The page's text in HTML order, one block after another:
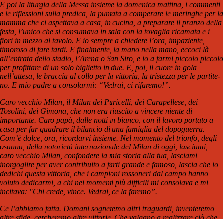
E poi la liturgia della Messa insieme la domenica mattina, i commenti
e le riflessioni sulla predica, la puntata a comperare le meringhe per la
mamma che ci aspettava a casa, in cucina, a preparare il pranzo della
festa, l’unico che si consumava in sala con la tovaglia ricamata e i
fiori in mezzo al tavolo. E io sempre a chiedere l’ora, impaziente,
timoroso di fare tardi. E finalmente, la mano nella mano, eccoci là
all’entrata dello stadio, l’Arena o San Siro, e io a farmi piccolo piccolo
per profittare di un solo biglietto in due. E, poi, il cuore in gola
nell’attesa, le braccia al collo per la vittoria, la tristezza per le partite-
no. E mio padre a consolarmi: “Vedrai, ci rifaremo!”.
Caro vecchio Milan, il Milan dei Puricelli, dei Carapellese, dei
Tosolini, dei Gimona, che non era riuscito a vincere niente di
importante. Caro papà, dalle notti in bianco, con il lavoro portato a
casa per far quadrare il bilancio di una famiglia del dopoguerra.
Com’è dolce, ora, ricordarvi insieme. Nel momento del trionfo, degli
osanna, della notorietà internazionale del Milan di oggi, lasciami,
caro vecchio Milan, confondere la mia storia alla tua, lasciami
inorgoglire per aver contribuito a farti grande e famoso, lascia che io
dedichi questa vittoria, che i campioni rossoneri dal campo hanno
voluto dedicarmi, a chi nei momenti più difficili mi consolava e mi
incitava: "Chi crede, vince. Vedrai, ce la faremo”.
Ce l’abbiamo fatta. Domani sogneremo altri traguardi, inventeremo
altre sfide, cercheremo altre vittorie. Che valgano a realizzare ciò che